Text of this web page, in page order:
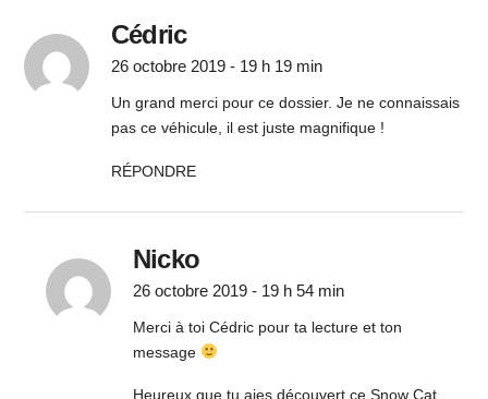
Cédric
26 octobre 2019 - 19 h 19 min
Un grand merci pour ce dossier. Je ne connaissais
pas ce véhicule, il est juste magnifique !
RÉPONDRE
Nicko
26 octobre 2019 - 19 h 54 min
Merci à toi Cédric pour ta lecture et ton
message
Heureux que tu aies découvert ce Snow Cat